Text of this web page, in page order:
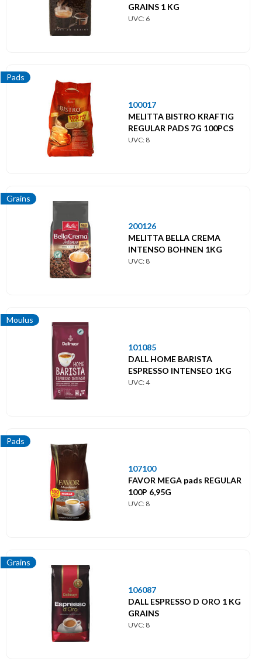
GRAINS 1 KG
UVC: 6
Pads
100017
MELITTA BISTRO KRAFTIG
REGULAR PADS 7G 100PCS
UVC: 8
Grains
200126
MELITTA BELLA CREMA
INTENSO BOHNEN 1KG
UVC: 8
Moulus
101085
DALL HOME BARISTA
ESPRESSO INTENSEO 1KG
UVC: 4
Pads
107100
FAVOR MEGA pads REGULAR
100P 6,95G
UVC: 8
Grains
106087
DALL ESPRESSO D ORO 1 KG
GRAINS
UVC: 8